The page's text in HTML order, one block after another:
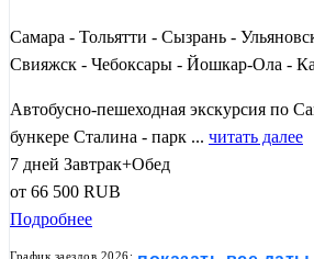
Самара - Тольятти - Сызрань -
Свияжск - Чебоксары - Йошкар-Ола -
Автобусно-пешеходная экскурсия по
бункере Сталина - парк ... читать далее
7 дней Завтрак+Обед
от 66 500 RUB
Подробнее
График заездов 2026: